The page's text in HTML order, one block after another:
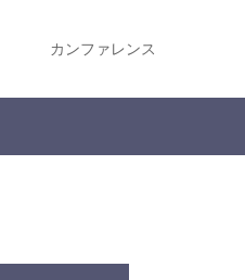
カンファレンス